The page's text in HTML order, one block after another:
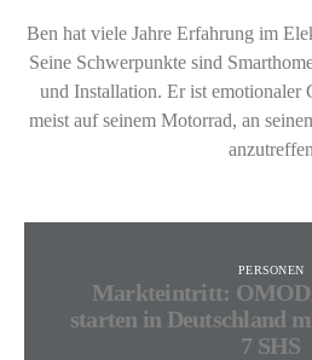
Ben hat viele Jahre Erfahrung im
Seine Schwerpunkte sind
und Installation. Er ist emotionaler
meist auf seinem Motorrad, an
anzutreffen
PERSONEN
Markteintritt:
starten in Deutschland
7 SHS